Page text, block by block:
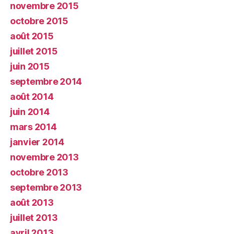
novembre 2015
octobre 2015
août 2015
juillet 2015
juin 2015
septembre 2014
août 2014
juin 2014
mars 2014
janvier 2014
novembre 2013
octobre 2013
septembre 2013
août 2013
juillet 2013